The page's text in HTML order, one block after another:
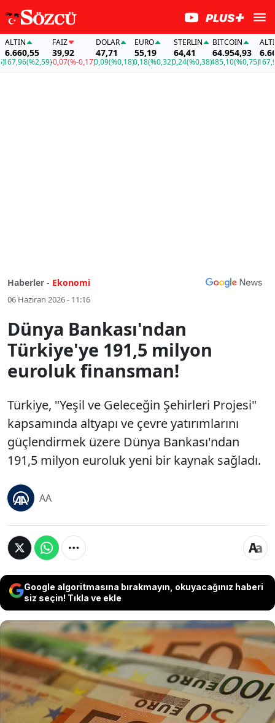
(%2,59)
FAİZ
39,92
-0,07(%-0,17)
DOLAR
47,71
0,09(%0,18)
EURO
55,19
0,18(%0,32)
STERLIN
64,41
0,24(%0,38)
BITCOIN
64.954,93
485,10(%0,75)
ALTIN
167,96
Haberler - Ekonomi
06 Haziran 2026 - 11:16
Dünya Bankası'ndan
Türkiye'ye 191,5 milyon
euroluk finansman!
Türkiye, "Yeşil ve Geleceğin Şehirleri Projesi"
kapsamında altyapı ve çevre yatırımlarını
güçlendirmek üzere Dünya Bankası'ndan
191,5 milyon euroluk yeni bir kaynak sağladı.
AA
Google algoritmasına bırakmayın, okuyacağınız haberi
siz seçin! Tıkla ve ekle
Türkiye, "Yeşil ve Geleceğin Şehirleri Projesi"
kapsamında altyapı ve çevre yatırımlarını
güçlendirmek üzere Dünya Bankası'ndan
191,5 milyon euroluk yeni bir kaynak